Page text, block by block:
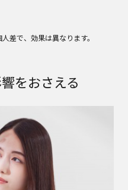
差で、効果は異なります。
をおさえる